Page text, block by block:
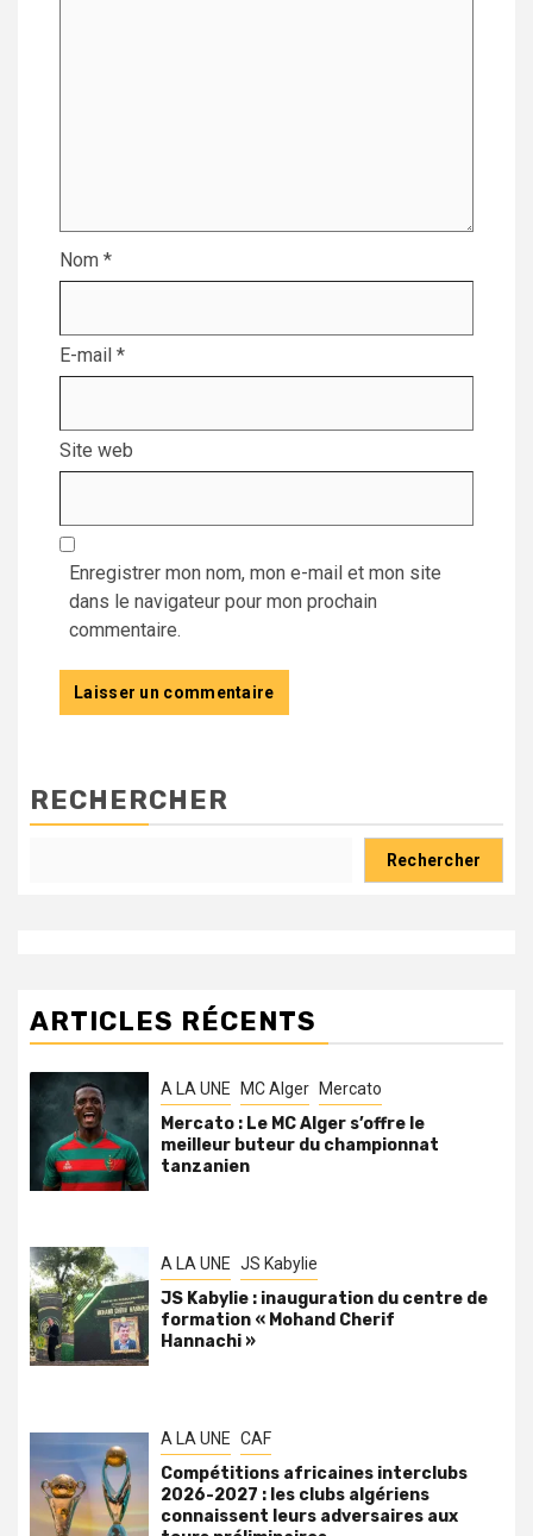
Nom *
E-mail *
Site web
Enregistrer mon nom, mon e-mail et mon site
dans le navigateur pour mon prochain
commentaire.
RECHERCHER
Rechercher
ARTICLES RÉCENTS
A LA UNE MC Alger Mercato
Mercato : Le MC Alger s’offre le
meilleur buteur du championnat
tanzanien
A LA UNE JS Kabylie
JS Kabylie : inauguration du centre de
formation « Mohand Cherif
Hannachi »
A LA UNE CAF
Compétitions africaines interclubs
2026-2027 : les clubs algériens
connaissent leurs adversaires aux